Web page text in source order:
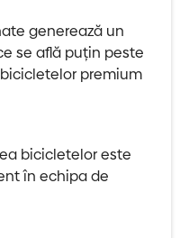
generează un
se află puțin peste
premium
bicicletelor este
în echipa de